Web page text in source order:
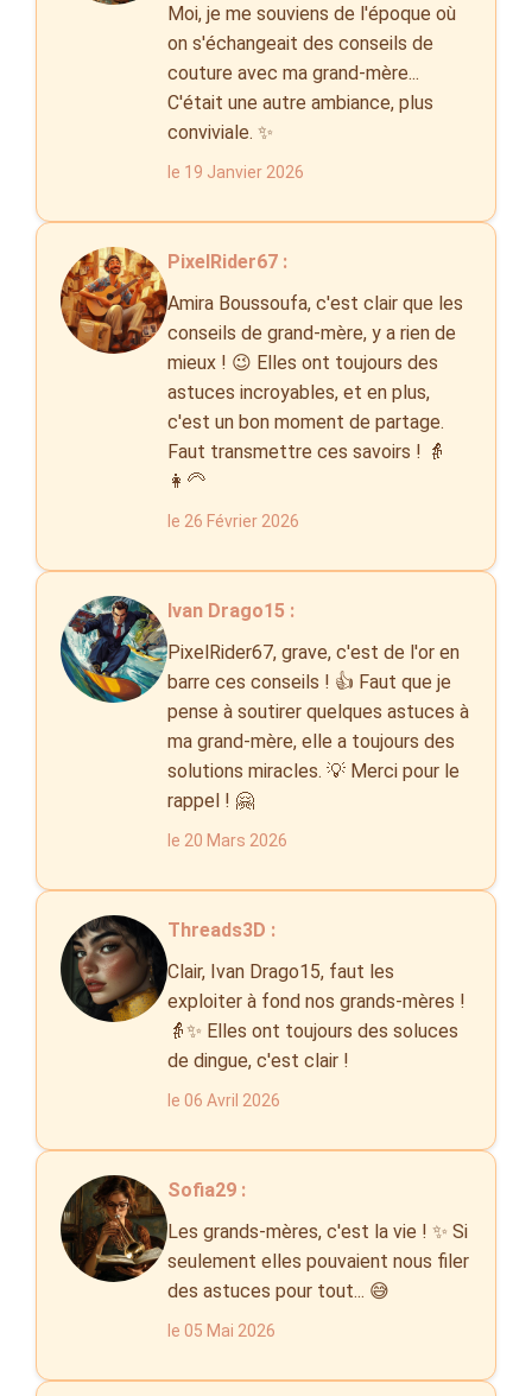
Moi, je me souviens de l'époque où
on s'échangeait des conseils de
couture avec ma grand-mère...
C'était une autre ambiance, plus
conviviale. ✨
le 19 Janvier 2026
PixelRider67 :
Amira Boussoufa, c'est clair que les
conseils de grand-mère, y a rien de
mieux ! 😉 Elles ont toujours des
astuces incroyables, et en plus,
c'est un bon moment de partage.
Faut transmettre ces savoirs ! 👵
👩‍🦳
le 26 Février 2026
Ivan Drago15 :
PixelRider67, grave, c'est de l'or en
barre ces conseils ! 👍 Faut que je
pense à soutirer quelques astuces à
ma grand-mère, elle a toujours des
solutions miracles. 💡 Merci pour le
rappel ! 🤗
le 20 Mars 2026
Threads3D :
Clair, Ivan Drago15, faut les
exploiter à fond nos grands-mères !
👵✨ Elles ont toujours des soluces
de dingue, c'est clair !
le 06 Avril 2026
Sofia29 :
Les grands-mères, c'est la vie ! ✨ Si
seulement elles pouvaient nous filer
des astuces pour tout... 😅
le 05 Mai 2026